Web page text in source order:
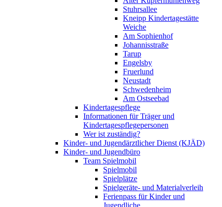
Stuhrsallee
Kneipp Kindertagestätte
Weiche
Am Sophienhof
Johannisstraße
Tarup
Engelsby
Fruerlund
Neustadt
Schwedenheim
Am Ostseebad
Kindertagespflege
Informationen für Träger und
Kindertagespflegepersonen
Wer ist zuständig?
Kinder- und Jugendärztlicher Dienst (KJÄD)
Kinder- und Jugendbüro
Team Spielmobil
Spielmobil
Spielplätze
Spielgeräte- und Materialverleih
Ferienpass für Kinder und
Jugendliche